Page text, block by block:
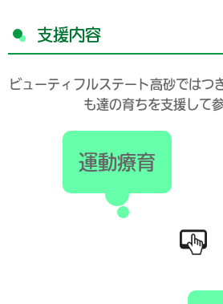
支援内容
ビューティフルステート高砂ではつ
も達の育ちを支援して
運動療育